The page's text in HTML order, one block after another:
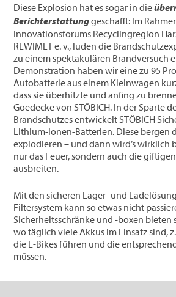
Diese Explosion hat es sogar in die
Berichterstattunggeschafft: Im
Innovationsforums Recyclingregion
REWIMET e. v., luden die
zu einem spektakulären Brandversuch
Demonstration haben wir eine zu 95
Autobatterie aus einem Kleinwagen
dass sie überhitzte und anfing zu
Goedecke von STÖBICH. In der Sparte
Brandschutzes entwickelt STÖBICH
Lithium-Ionen-Batterien. Diese bergen
explodieren – und dann wird’s wirklich
nur das Feuer, sondern auch die
ausbreiten.
Mit den sicheren Lager- und
Filtersystem kann so etwas nicht
Sicherheitsschränke und -boxen bieten
wo täglich viele Akkus im Einsatz sind,
die E-Bikes führen und die
müssen.